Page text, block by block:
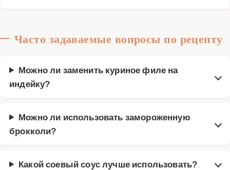
Часто задаваемые вопросы по рецепту
Можно ли заменить куриное филе на
индейку?
Можно ли использовать замороженную
брокколи?
Какой соевый соус лучше использовать?